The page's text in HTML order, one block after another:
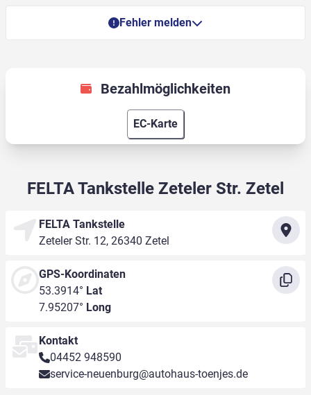
Fehler melden
Bezahlmöglichkeiten
EC-Karte
FELTA Tankstelle Zeteler Str. Zetel
FELTA Tankstelle
Zeteler Str. 12, 26340 Zetel
GPS-Koordinaten
53.3914° Lat
7.95207° Long
Kontakt
04452 948590
service-neuenburg@autohaus-toenjes.de